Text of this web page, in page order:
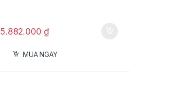
5.882.000 ₫
MUA NGAY